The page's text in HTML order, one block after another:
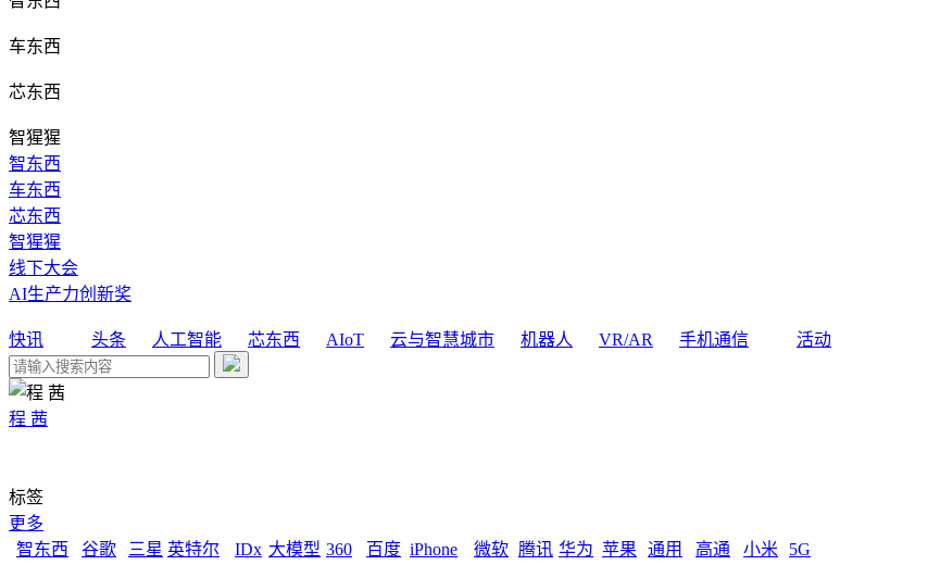
车东西
芯东西
智猩猩
智东西
车东西
芯东西
智猩猩
线下大会
AI生产力创新奖
快讯 头条 人工智能 芯东西 AIoT 云与智慧城市 机器人 VR/AR 手机通信 活动
程 茜
标签
更多
智东西
谷歌 三星 英特尔 IDx 大模型 360 百度 iPhone 微软 腾讯 华为 苹果 通用 高通 小米
5G